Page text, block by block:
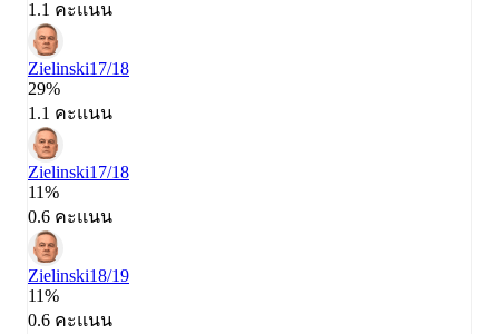
1.1 คะแนน
Zielinski17/18
29%
1.1 คะแนน
Zielinski17/18
11%
0.6 คะแนน
Zielinski18/19
11%
0.6 คะแนน